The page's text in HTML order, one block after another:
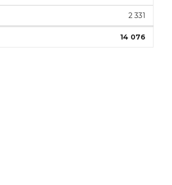
2 331
14 076